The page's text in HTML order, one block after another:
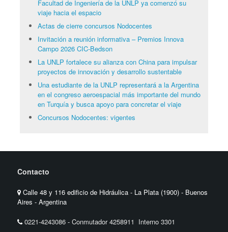
Facultad de Ingeniería de la UNLP ya comenzó su
viaje hacia el espacio
Actas de cierre concursos Nodocentes
Invitación a reunión informativa – Premios Innova
Campo 2026 CIC-Bedson
La UNLP fortalece su alianza con China para impulsar
proyectos de innovación y desarrollo sustentable
Una estudiante de la UNLP representará a la Argentina
en el congreso aeroespacial más importante del mundo
en Turquía y busca apoyo para concretar el viaje
Concursos Nodocentes: vigentes
Contacto
Calle 48 y 116 edificio de Hidráulica - La Plata (1900) - Buenos
Aires - Argentina
0221-4243086 -Conmutador 4258911 Interno 3301